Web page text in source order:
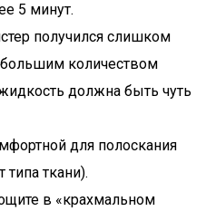
5 минут.
получился слишком
количеством
должна быть чуть
для полоскания
типа ткани).
в «крахмальном